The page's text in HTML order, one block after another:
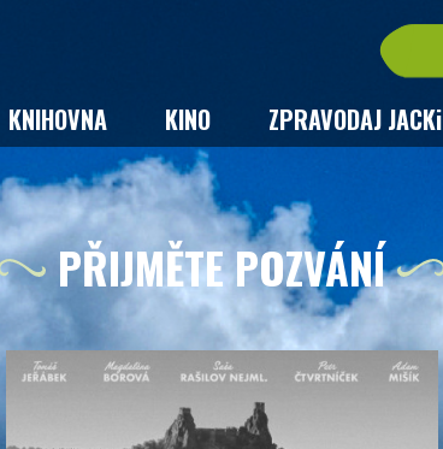
KNIHOVNA KINO ZPRAVODAJ JACKi
PŘIJMĚTE POZVÁNÍ